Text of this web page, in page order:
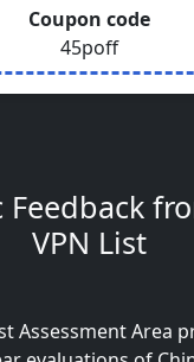
Coupon code
45poff
VPN List
Assessment Area